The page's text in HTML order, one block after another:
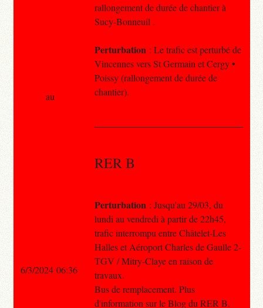
rallongement de durée de chantier à
Sucy-Bonneuil .
Perturbation : Le trafic est perturbé de
Vincennes vers St Germain et Cergy •
Poissy (rallongement de durée de
chantier).
RER B
Perturbation : Jusqu'au 29/03, du
lundi au vendredi à partir de 22h45,
trafic interrompu entre Châtelet-Les
Halles et Aéroport Charles de Gaulle 2-
TGV / Mitry-Claye en raison de
travaux.
Bus de remplacement. Plus
d'information sur le Blog du RER B,
au
6/3/2024 06:36